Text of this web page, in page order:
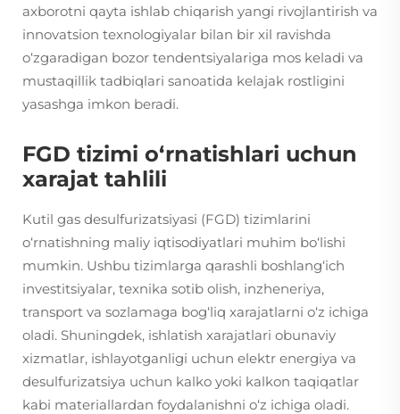
axborotni qayta ishlab chiqarish yangi rivojlantirish va
innovatsion texnologiyalar bilan bir xil ravishda
o‘zgaradigan bozor tendentsiyalariga mos keladi va
mustaqillik tadbiqlari sanoatida kelajak rostligini
yasashga imkon beradi.
FGD tizimi o‘rnatishlari uchun
xarajat tahlili
Kutil gas desulfurizatsiyasi (FGD) tizimlarini
o‘rnatishning maliy iqtisodiyatlari muhim bo‘lishi
mumkin. Ushbu tizimlarga qarashli boshlang‘ich
investitsiyalar, texnika sotib olish, inzheneriya,
transport va sozlamaga bog‘liq xarajatlarni o‘z ichiga
oladi. Shuningdek, ishlatish xarajatlari obunaviy
xizmatlar, ishlayotganligi uchun elektr energiya va
desulfurizatsiya uchun kalko yoki kalkon taqiqatlar
kabi materiallardan foydalanishni o‘z ichiga oladi.